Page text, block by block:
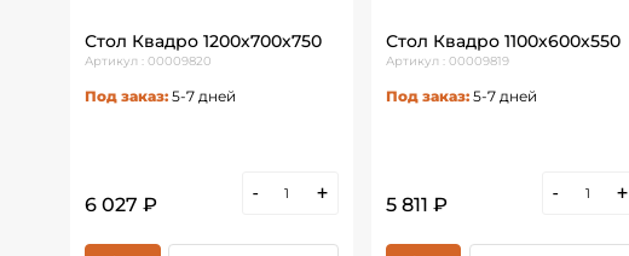
Стол Квадро 1200х700х750
Артикул : 00009820
Под заказ: 5-7 дней
6 027 ₽
- +
Стол Квадро 1100х600х550
Артикул : 00009819
Под заказ: 5-7 дней
5 811 ₽
- +